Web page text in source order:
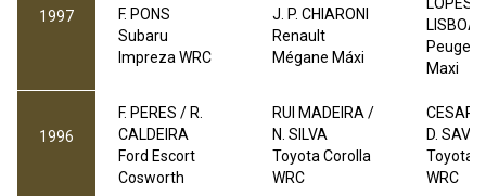
1997
F. PONS
Subaru
Impreza WRC
J. P. CHIARONI
Renault
Mégane Máxi
LISBOA
Maxi
1996
F. PERES / R.
CALDEIRA
Ford Escort
Cosworth
RUI MADEIRA /
N. SILVA
Toyota Corolla
WRC
CESAR
D.
Toyota
WRC